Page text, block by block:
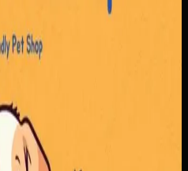
yang menyatukan
lengkap dengan jadwal,
proses